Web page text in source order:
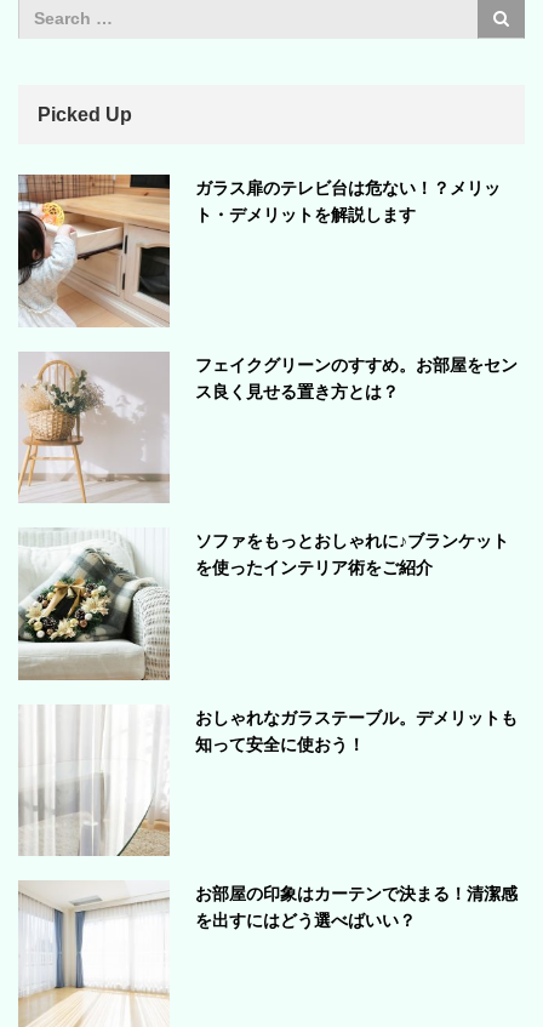
Picked Up
ガラス扉のテレビ台は危ない！？メリッ
ト・デメリットを解説します
フェイクグリーンのすすめ。お部屋をセン
ス良く見せる置き方とは？
ソファをもっとおしゃれに♪ブランケット
を使ったインテリア術をご紹介
おしゃれなガラステーブル。デメリットも
知って安全に使おう！
お部屋の印象はカーテンで決まる！清潔感
を出すにはどう選べばいい？